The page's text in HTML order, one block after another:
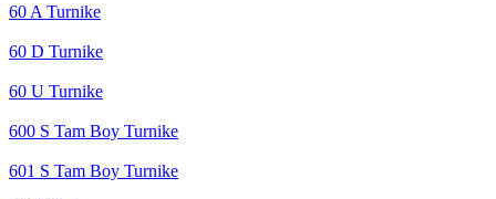
60 A Turnike
60 D Turnike
60 U Turnike
600 S Tam Boy Turnike
601 S Tam Boy Turnike